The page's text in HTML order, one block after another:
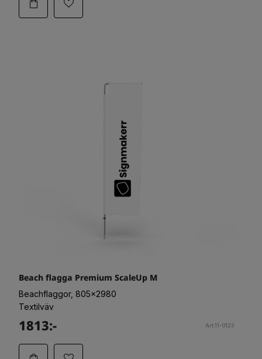
Beach flagga Premium ScaleUp M
Beachflaggor, 805x2980
Textilväv
1813:- Art.11-0123